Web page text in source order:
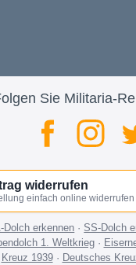
Sie Militaria-
widerrufen
einfach online
Dolch erkennen ·SS-Dolch
1. Weltkrieg·
Kreuz 1939· Deutsches